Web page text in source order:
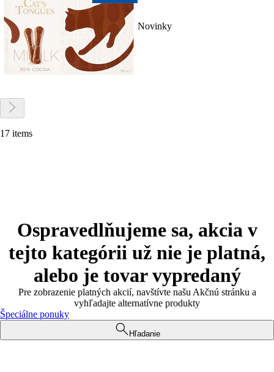
Novinky
17 items
Ospravedlňujeme sa, akcia v
tejto kategórii už nie je platná,
alebo je tovar vypredaný
Pre zobrazenie platných akcií, navštívte našu Akčnú stránku a
vyhľadajte alternatívne produkty
Špeciálne ponuky
Hľadanie